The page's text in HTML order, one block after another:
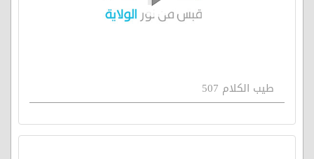
طيب الكلام 507